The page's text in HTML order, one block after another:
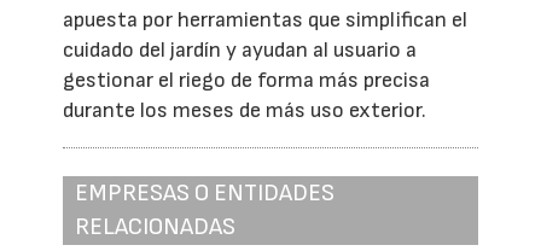
apuesta por herramientas que simplifican el
cuidado del jardín y ayudan al usuario a
gestionar el riego de forma más precisa
durante los meses de más uso exterior.
EMPRESAS O ENTIDADES
RELACIONADAS